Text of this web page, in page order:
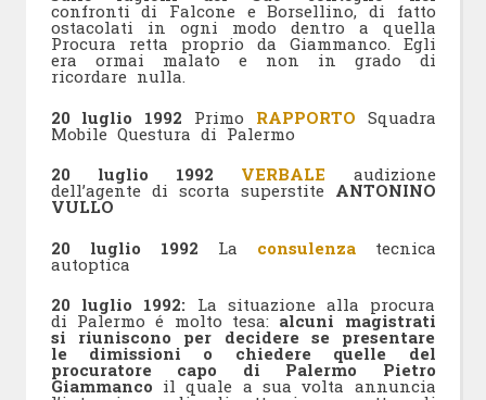
confronti di Falcone e Borsellino, di fatto
ostacolati in ogni modo dentro a quella
Procura retta proprio da Giammanco. Egli
era ormai malato e non in grado di
ricordare nulla.
20 luglio 1992 Primo RAPPORTO Squadra
Mobile Questura di Palermo
20 luglio 1992
VERBALE audizione
dell’agente di scorta superstite ANTONINO
VULLO
20 luglio 1992 La consulenzatecnica
autoptica
20 luglio 1992: La situazione alla procura
di Palermo é molto tesa: alcuni magistrati
si riuniscono per decidere se presentare
le dimissioni o chiedere quelle del
procuratore capo di Palermo Pietro
Giammanco il quale a sua volta annuncia